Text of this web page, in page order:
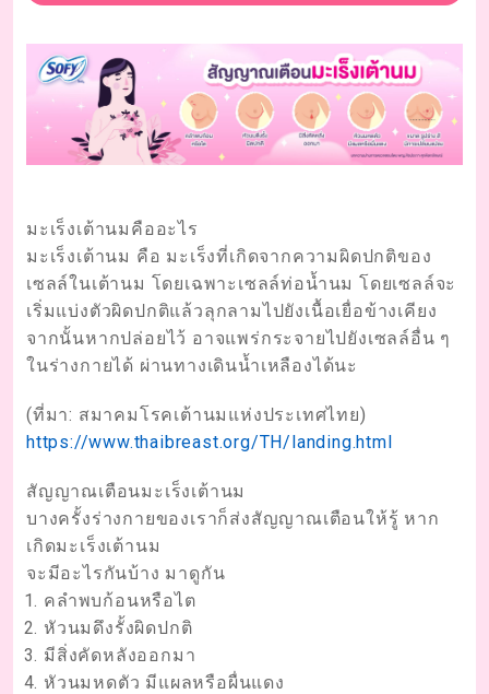
มะเร็งเต้านมคืออะไร
มะเร็งเต้านม คือ มะเร็งที่เกิดจากความผิดปกติของ
เซลล์ในเต้านม โดยเฉพาะเซลล์ท่อน้ำนม โดยเซลล์จะ
เริ่มแบ่งตัวผิดปกติแล้วลุกลามไปยังเนื้อเยื่อข้างเคียง
จากนั้นหากปล่อยไว้ อาจแพร่กระจายไปยังเซลล์อื่น ๆ
ในร่างกายได้ ผ่านทางเดินน้ำเหลืองได้นะ
(ที่มา: สมาคมโรคเต้านมแห่งประเทศไทย)
https://www.thaibreast.org/TH/landing.html
สัญญาณเตือนมะเร็งเต้านม
บางครั้งร่างกายของเราก็ส่งสัญญาณเตือนให้รู้ หาก
เกิดมะเร็งเต้านม
จะมีอะไรกันบ้าง มาดูกัน
คลำพบก้อนหรือไต
หัวนมดึงรั้งผิดปกติ
มีสิ่งคัดหลังออกมา
หัวนมหดตัว มีแผลหรือผื่นแดง